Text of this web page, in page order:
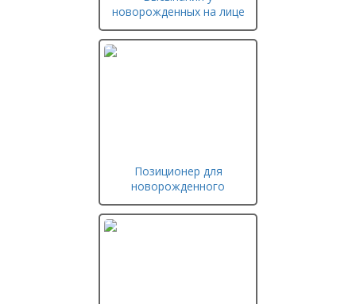
новорожденных на лице
Позиционер для
новорожденного